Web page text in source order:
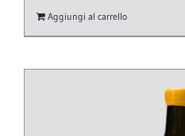
Aggiungi al carrello